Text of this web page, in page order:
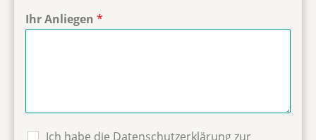
Ihr Anliegen *
C
Ich habe die Datenschutzerklärung zur